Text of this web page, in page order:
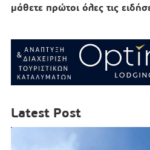
μάθετε πρώτοι όλες τις
Latest Post